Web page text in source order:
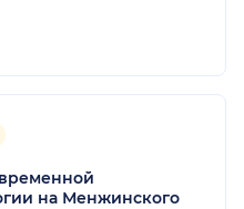
на Менжинского